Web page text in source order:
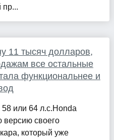
пр...
11 тысяч долларов,
все остальные
функциональнее и
или 64 л.с.Honda
версию своего
который уже